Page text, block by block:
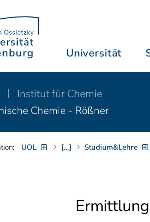
Universität
Institut für Chemie
Chemie - Rößner
UOL […] Studium&Lehre